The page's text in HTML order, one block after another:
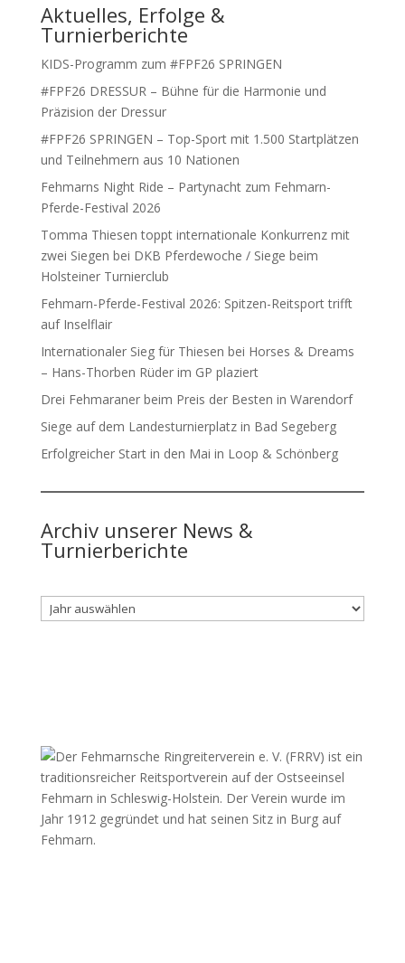
Aktuelles, Erfolge &
Turnierberichte
KIDS-Programm zum #FPF26 SPRINGEN
#FPF26 DRESSUR – Bühne für die Harmonie und
Präzision der Dressur
#FPF26 SPRINGEN – Top-Sport mit 1.500 Startplätzen
und Teilnehmern aus 10 Nationen
Fehmarns Night Ride – Partynacht zum Fehmarn-
Pferde-Festival 2026
Tomma Thiesen toppt internationale Konkurrenz mit
zwei Siegen bei DKB Pferdewoche / Siege beim
Holsteiner Turnierclub
Fehmarn-Pferde-Festival 2026: Spitzen-Reitsport trifft
auf Inselflair
Internationaler Sieg für Thiesen bei Horses & Dreams
– Hans-Thorben Rüder im GP plaziert
Drei Fehmaraner beim Preis der Besten in Warendorf
Siege auf dem Landesturnierplatz in Bad Segeberg
Erfolgreicher Start in den Mai in Loop & Schönberg
Archiv unserer News &
Turnierberichte
Archiv